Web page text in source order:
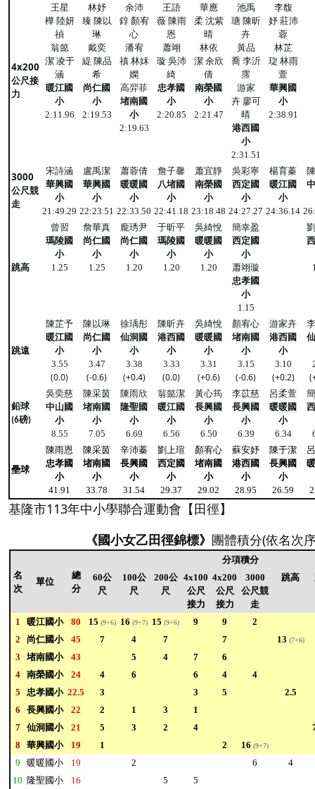
4x200
公尺接
力
王星
樺 陸妍
禎
翁懿
潔 凌于
涵
暖江國
小
2:11.96
林妤
臻 陳以
琳
戴奕
緹 陳品
希
尚仁國
小
2:19.53
余沛
錞 顏宥
心
潘宥
禛 林姀
嫻
高羿菲
堵南國
小
2:19.63
王語
薇 陳雨
恩
蕭翊
璇 吳沛
綺
忠孝國
小
2:20.85
華應
柔 沈紫
晴
林依
潔 余欣
倩
南榮國
小
2:21.47
池禹
瑭 陳昕
卉
黃品
喬 李沂
霈
游家
卉 廖可
晴
港西國
小
2:31.51
李馥
妤 莊沛
蓉
林芷
琁 林雨
萱
華興國
小
2:38.91
3000
公尺競
走
宋詩涵
華興國
小
21:49.29
盧禹潔
華興國
小
22:23.51
蕭蓉倩
暖暖國
小
22:33.50
詹子馨
八堵國
小
22:41.18
蕭宜靜
南榮國
小
23:18.48
吳彩寧
西定國
小
24:27.27
楊育蓁
暖江國
小
24:36.14
跳高
曾習
瑪陵國
小
1.25
詹華真
尚仁國
小
1.25
龐琇尹
尚仁國
小
1.20
于昕平
瑪陵國
小
1.20
吳綺悅
暖暖國
小
1.20
簡幸盈
西定國
小
蕭翊璇
忠孝國
小
1.15
跳遠
陳芷予
暖江國
小
3.55
(0.0)
陳以琳
尚仁國
小
3.47
(-0.6)
徐瑀彤
仙洞國
小
3.38
(+0.4)
陳昕卉
港西國
小
3.33
(0.0)
吳綺悅
暖暖國
小
3.31
(+0.6)
顏宥心
堵南國
小
3.15
(-0.6)
游家卉
港西國
小
3.10
(+0.2)
鉛球
(6磅)
吳奕慈
中山國
小
8.55
陳采茵
堵南國
小
7.05
陳雨欣
隆聖國
小
6.69
翁懿潔
暖江國
小
6.56
黃心筠
長興國
小
6.50
李苡慈
長興國
小
6.39
呂柔萱
暖暖國
小
6.34
壘球
陳雨恩
忠孝國
小
41.91
陳采茵
堵南國
小
33.78
辛沛蓁
長興國
小
31.54
劉上瑄
西定國
小
29.37
顏宥心
堵南國
小
29.02
蘇安妤
港西國
小
28.95
陳于潔
長興國
小
26.59
基隆市113年中小學聯合運動會【田徑】
《國小女乙田徑錦標》 團體積分(依名次
名
次
單位
總
分
分項積分
60公
尺
100公
尺
200公
尺
4x100
公尺
接力
4x200
公尺
接力
3000
公尺競
走
跳高
1 暖江國小 80 15 (9+6) 16 (9+7) 15 (9+6) 9 9
2
2
尚仁國小 45 7 4 7 7 13 (7+6)
3 堵南國小 43 5 4 7
6
4
南榮國小 24 4 6 6 4
4
5
忠孝國小 22.5 3 3 5
2.5
6
長興國小 22 2 1 3
1
7
仙洞國小 21 5 3 2 4
8
華興國小 19 1 2 16 (9+7)
9 暖暖國小 19 2 6
4
10 隆聖國小 16 5
5